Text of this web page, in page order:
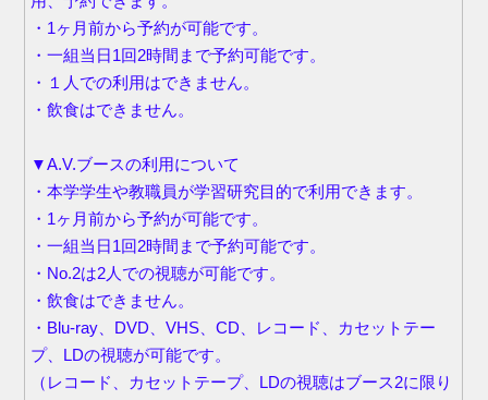
・1ヶ月前から予約が可能です。
・一組当日1回2時間まで予約可能です。
・１人での利用はできません。
・飲食はできません。
▼A.V.ブースの利用について
・本学学生や教職員が学習研究目的で利用できます。
・1ヶ月前から予約が可能です。
・一組当日1回2時間まで予約可能です。
・No.2は2人での視聴が可能です。
・飲食はできません。
・Blu-ray、DVD、VHS、CD、レコード、カセットテー
プ、LDの視聴が可能です。
（レコード、カセットテープ、LDの視聴はブース2に限り